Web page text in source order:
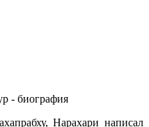
Нарахари написал